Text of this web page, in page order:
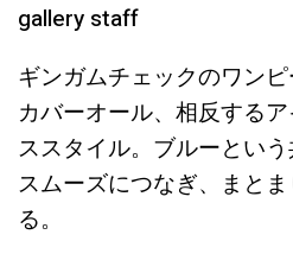
gallery staff
ギンガムチェックのワン
カバーオール、相反する
ススタイル。ブルーとい
スムーズにつなぎ、まと
る。